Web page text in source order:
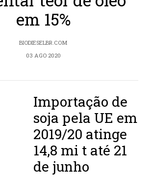
em 15%
BIODIESELBR.COM
03 AGO 2020
Importação de
soja pela UE em
2019/20 atinge
14,8 mi t até 21
de junho